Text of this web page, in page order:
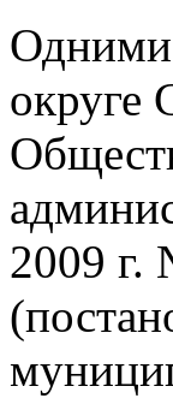
округе
2009 г.